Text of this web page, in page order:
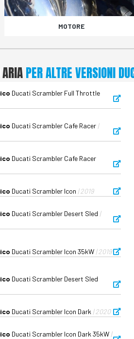
MOTORE
PER ALTRE VERSIONI
Ducati Scrambler Full Throttle
Ducati Scrambler Cafe Racer |
Ducati Scrambler Cafe Racer
Ducati Scrambler Icon | 2019
Ducati Scrambler Desert Sled |
Ducati Scrambler Icon 35kW | 2019
Ducati Scrambler Desert Sled
Ducati Scrambler Icon Dark | 2020
Ducati Scrambler Icon Dark 35kW |